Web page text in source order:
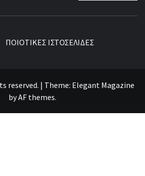
ΠΟΙΟΤΙΚΕΣ ΙΣΤΟΣΕΛΙΔΕΣ
reserved. | Theme: Elegant Magazine
byAF themes.